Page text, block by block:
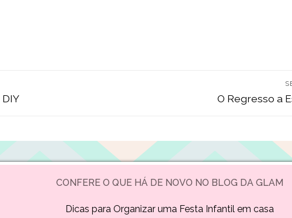
Next
O Regresso a
CONFERE O QUE HÁ DE NOVO NO BLOG DA GLAM
Dicas para Organizar uma Festa Infantil em casa